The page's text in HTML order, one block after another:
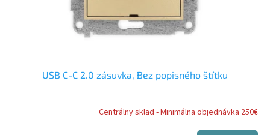
USB C-C 2.0 zásuvka, Bez popisného štítku
Centrálny sklad - Minimálna objednávka 250€